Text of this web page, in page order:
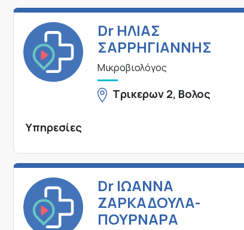
Dr ΗΛΙΑΣ
ΣΑΡΡΗΓΙΑΝΝΗΣ
Μικροβιολόγος
Τρικερων 2, Βολος
Υπηρεσίες
Dr ΙΩΑΝΝΑ
ΖΑΡΚΑΔΟΥΛΑ-
ΠΟΥΡΝΑΡΑ